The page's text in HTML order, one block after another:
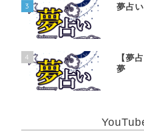
3 夢占
4
【夢
夢